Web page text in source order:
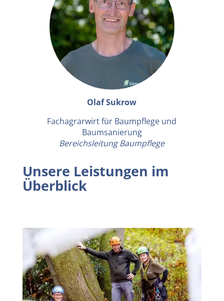
Olaf Sukrow
Fachagrarwirt für Baumpflege und
Baumsanierung
Bereichsleitung Baumpflege
Unsere Leistungen im
Überblick